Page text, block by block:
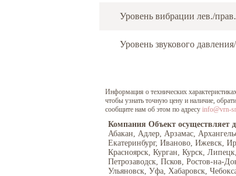
Уровень вибрации лев./прав.
Уровень звукового
Информация о технических
чтобы узнать точную цену и наличие,
сообщите нам об этом по адресу info@vrn-
Компания Объект осуществляет
Абакан, Адлер, Арзамас,
Екатеринбург, Иваново, Ижевск,
Красноярск, Курган, Курск,
Петрозаводск, Псков, Ростов-на-
Ульяновск, Уфа, Хабаровск,